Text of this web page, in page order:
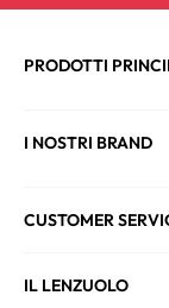
PRODOTTI
I NOSTRI BRAND
CUSTOMER
IL LENZUOLO